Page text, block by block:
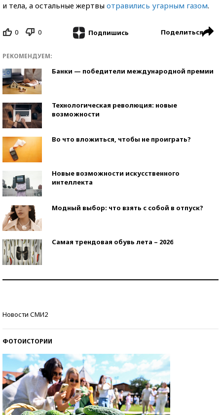
и тела, а остальные жертвы отравились угарным газом.
0 0 Подпишись Поделиться
РЕКОМЕНДУЕМ:
Банки — победители международной премии
Технологическая революция: новые
возможности
Во что вложиться, чтобы не проиграть?
Новые возможности искусственного
интеллекта
Модный выбор: что взять с собой в отпуск?
Самая трендовая обувь лета – 2026
Новости СМИ2
ФОТОИСТОРИИ